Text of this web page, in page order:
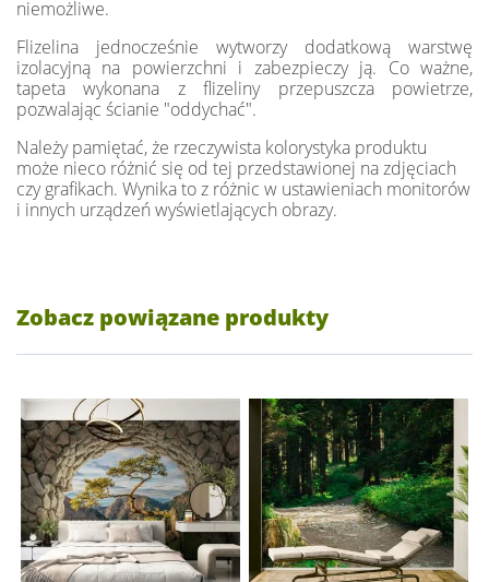
niemożliwe.
Flizelina jednocześnie wytworzy dodatkową warstwę
izolacyjną na powierzchni i zabezpieczy ją. Co ważne,
tapeta wykonana z flizeliny przepuszcza powietrze,
pozwalając ścianie "oddychać".
Należy pamiętać, że rzeczywista kolorystyka produktu
może nieco różnić się od tej przedstawionej na zdjęciach
czy grafikach. Wynika to z różnic w ustawieniach monitorów
i innych urządzeń wyświetlających obrazy.
Zobacz powiązane produkty